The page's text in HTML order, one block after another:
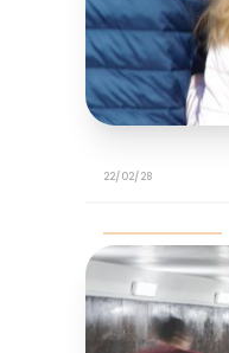
22/02/28